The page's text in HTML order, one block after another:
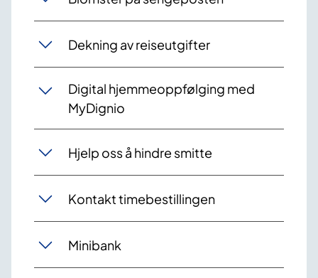
Dekning av reiseutgifter
Digital hjemmeoppfølging med
MyDignio
Hjelp oss å hindre smitte
Kontakt timebestillingen
Minibank